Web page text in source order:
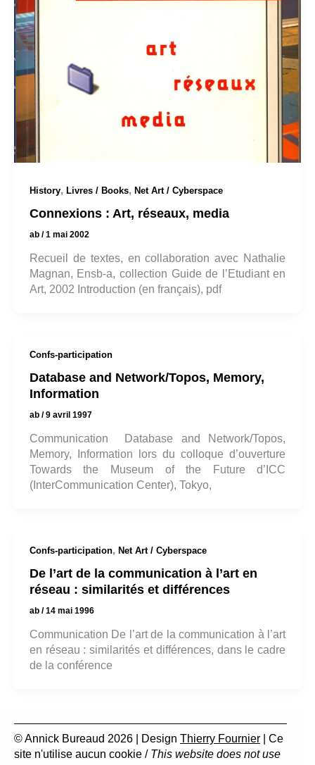
History, Livres / Books, Net Art / Cyberspace
Connexions : Art, réseaux, media
ab /1 mai 2002
Recueil de textes, en collaboration avec Nathalie
Magnan, Ensb-a, collection Guide de l’Etudiant en
Art, 2002 Introduction (en français), pdf
Confs-participation
Database and Network/Topos, Memory,
Information
ab /9 avril 1997
Communication Database and Network/Topos,
Memory, Information lors du colloque d’ouverture
Towards the Museum of the Future d’ICC
(InterCommunication Center), Tokyo,
Confs-participation, Net Art / Cyberspace
De l’art de la communication à l’art en
réseau : similarités et différences
ab /14 mai 1996
Communication De l’art de la communication à l’art
en réseau : similarités et différences, dans le cadre
de la conférence
© Annick Bureaud 2026 | Design Thierry Fournier | Ce
site n'utilise aucun cookie / This website does not use